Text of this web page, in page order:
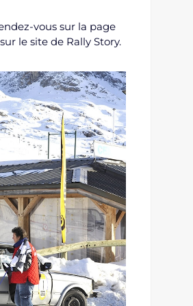
vous sur la page
le site de Rally Story.